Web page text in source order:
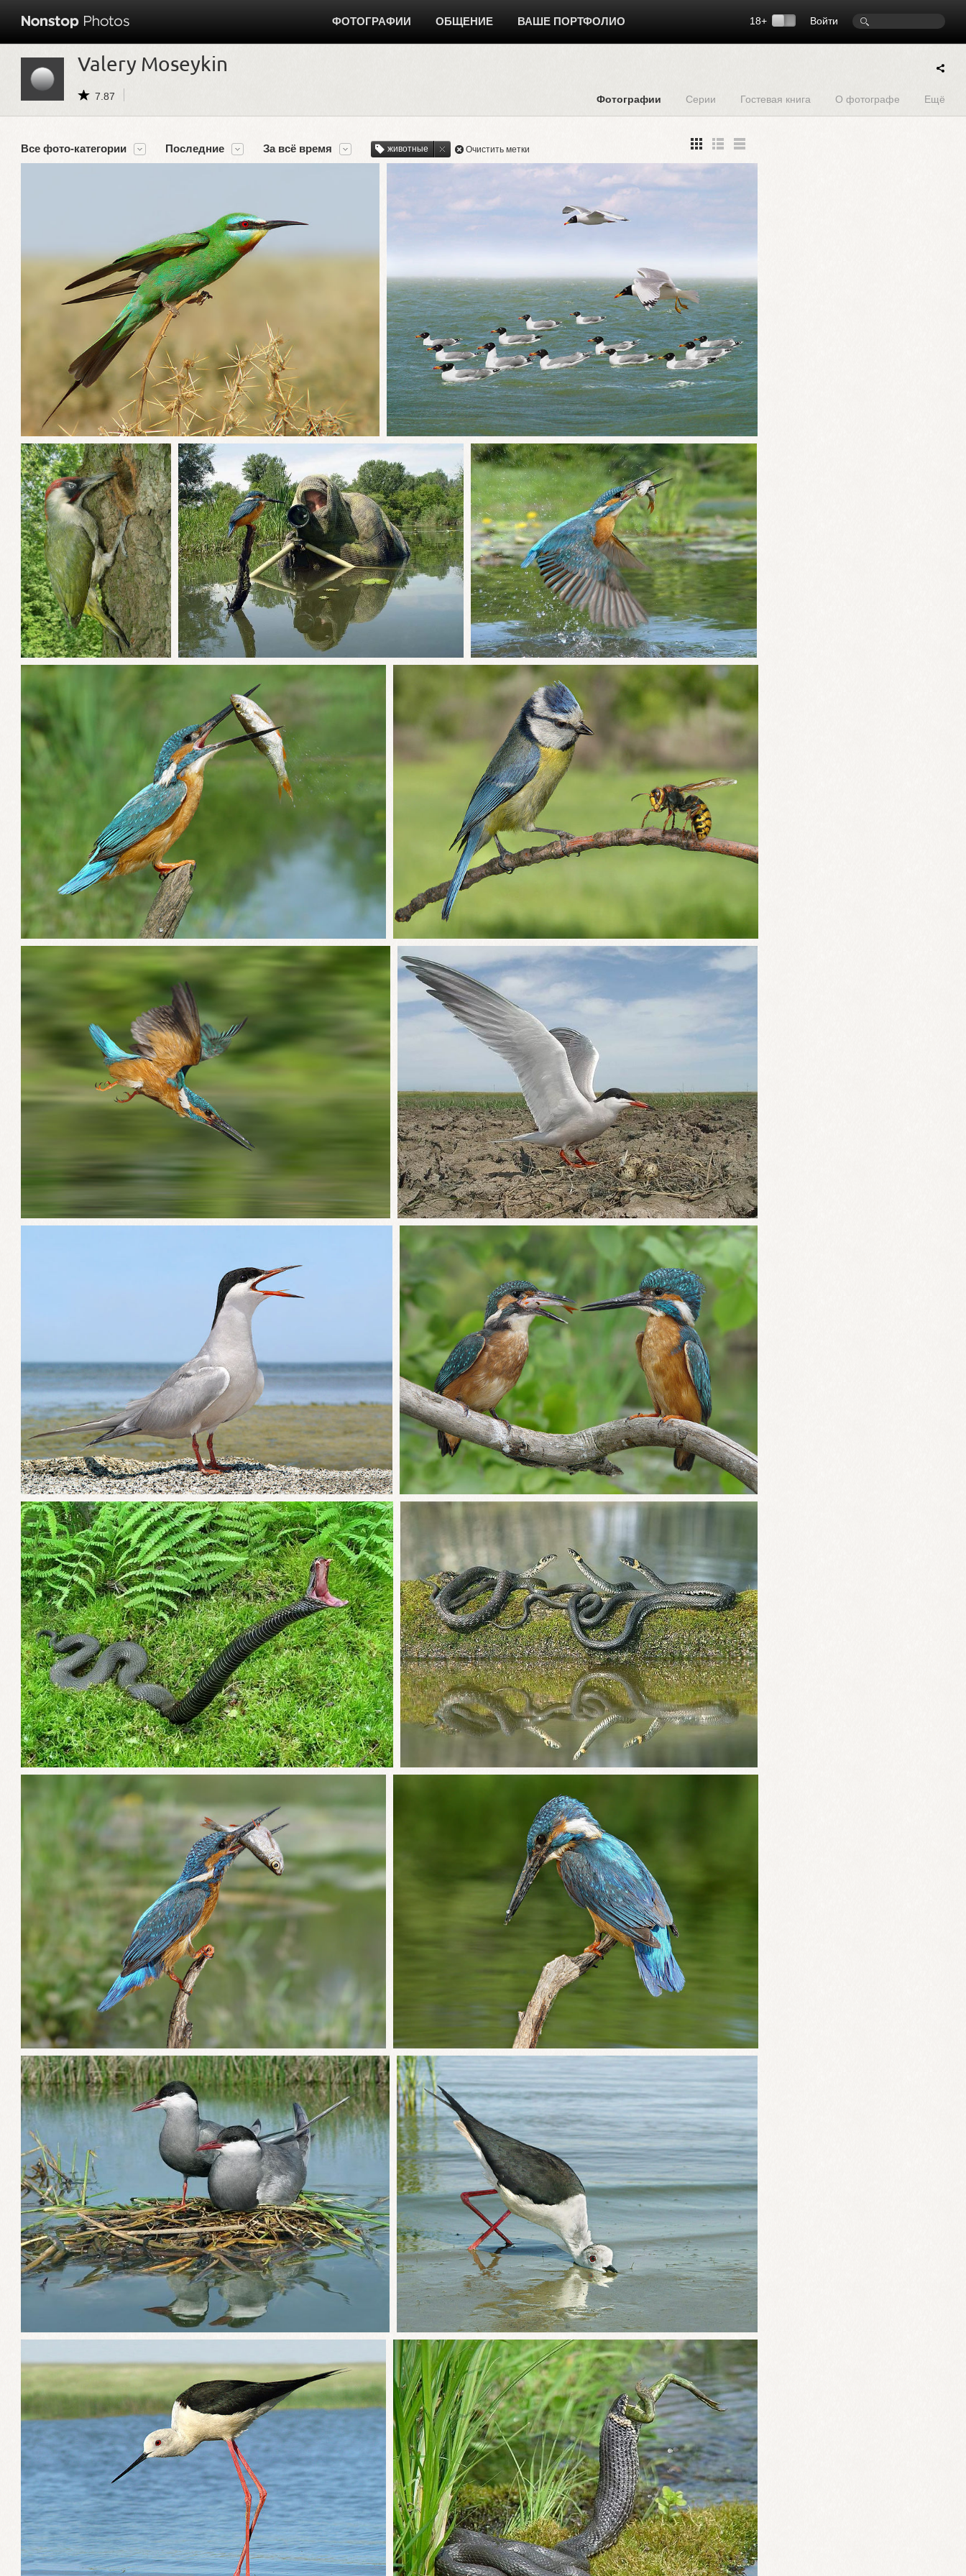
Войти
18+
ФОТОГРАФИИ ОБЩЕНИЕ ВАШЕ ПОРТФОЛИО
Valery Moseykin
7.87 Фотографии Серии Гостевая книга О фотографе Ещё
Все фото-категории Последние За всё время животные Очистить метки